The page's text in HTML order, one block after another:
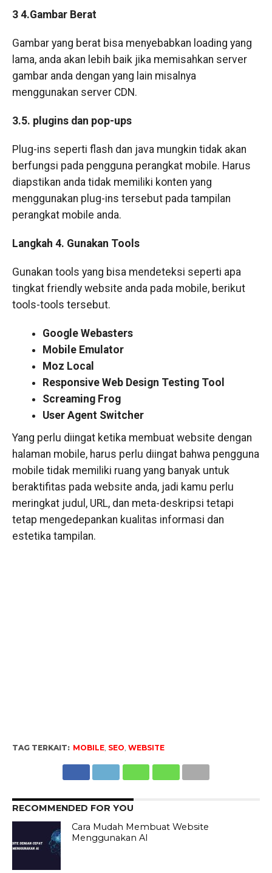
3 4.Gambar Berat
Gambar yang berat bisa menyebabkan loading yang
lama, anda akan lebih baik jika memisahkan server
gambar anda dengan yang lain misalnya
menggunakan server CDN.
3.5. plugins dan pop-ups
Plug-ins seperti flash dan java mungkin tidak akan
berfungsi pada pengguna perangkat mobile. Harus
diapstikan anda tidak memiliki konten yang
menggunakan plug-ins tersebut pada tampilan
perangkat mobile anda.
Langkah 4. Gunakan Tools
Gunakan tools yang bisa mendeteksi seperti apa
tingkat friendly website anda pada mobile, berikut
tools-tools tersebut.
Google Webasters
Mobile Emulator
Moz Local
Responsive Web Design Testing Tool
Screaming Frog
User Agent Switcher
Yang perlu diingat ketika membuat website dengan
halaman mobile, harus perlu diingat bahwa pengguna
mobile tidak memiliki ruang yang banyak untuk
beraktifitas pada website anda, jadi kamu perlu
meringkat judul, URL, dan meta-deskripsi tetapi
tetap mengedepankan kualitas informasi dan
estetika tampilan.
TAG TERKAIT: MOBILE, SEO, WEBSITE
RECOMMENDED FOR YOU
Cara Mudah Membuat Website
Menggunakan AI